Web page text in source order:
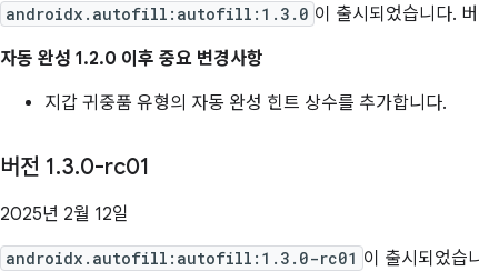
androidx.autofill:autofill:1.3.0 이 출시되었습니다.
자동 완성 1.2.0 이후 중요 변경사항
지갑 귀중품 유형의 자동 완성 힌트 상수를 추가합니다.
버전 1.3.0-rc01
2025년 2월 12일
androidx.autofill:autofill:1.3.0-rc01 이 출시되었습